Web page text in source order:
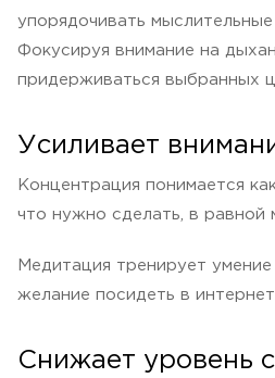
упорядочивать
Фокусируя внимание на
придерживаться выбранных
Усиливает
Концентрация понимается
что нужно сделать, в равной
Медитация тренирует
желание посидеть в
Снижает уровень